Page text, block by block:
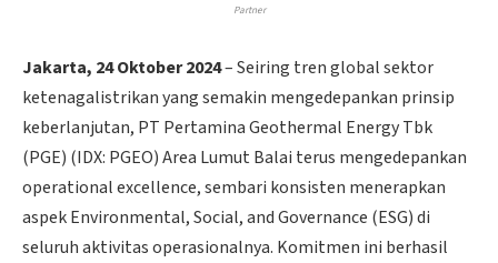
Partner
Jakarta, 24 Oktober 2024– Seiring tren global sektor
ketenagalistrikan yang semakin mengedepankan prinsip
keberlanjutan, PT Pertamina Geothermal Energy Tbk
(PGE) (IDX: PGEO) Area Lumut Balai terus mengedepankan
operational excellence, sembari konsisten menerapkan
aspek Environmental, Social, and Governance (ESG) di
seluruh aktivitas operasionalnya. Komitmen ini berhasil